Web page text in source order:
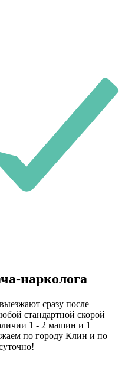
нарколога
сразу после
стандартной скорой
1 - 2 машин и 1
по городу Клин и по